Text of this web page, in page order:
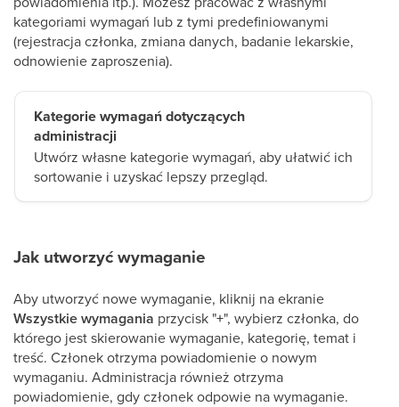
kategoriami wymagań lub z tymi predefiniowanymi
(rejestracja członka, zmiana danych, badanie lekarskie,
odnowienie zaproszenia).
Kategorie wymagań dotyczących
administracji
Utwórz własne kategorie wymagań, aby ułatwić ich
sortowanie i uzyskać lepszy przegląd.
Jak utworzyć wymaganie
Aby utworzyć nowe wymaganie, kliknij na ekranie
Wszystkie wymagania przycisk "+", wybierz członka, do
którego jest skierowanie wymaganie, kategorię, temat i
treść. Członek otrzyma powiadomienie o nowym
wymaganiu. Administracja również otrzyma
powiadomienie, gdy członek odpowie na wymaganie.